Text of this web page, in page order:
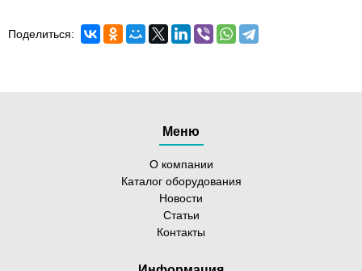
Поделиться:
Меню
О компании
Каталог оборудования
Новости
Статьи
Контакты